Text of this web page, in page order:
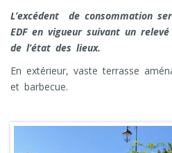
L’excédent de consommation
EDF en vigueur suivant un
de l’état des lieux.
En extérieur, vaste terrasse
et barbecue.